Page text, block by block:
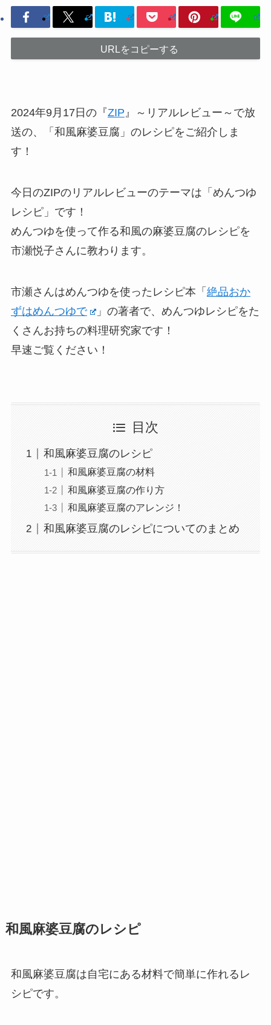
URLをコピーする
2024年9月17日の『ZIP』～リアルレビュー～で放
送の、「和風麻婆豆腐」のレシピをご紹介しま
す！
今日のZIPのリアルレビューのテーマは「めんつゆ
レシピ」です！
めんつゆを使って作る和風の麻婆豆腐のレシピを
市瀬悦子さんに教わります。
市瀬さんはめんつゆを使ったレシピ本「 絶品おか
ずはめんつゆで
」の著者で、めんつゆレシピをた
くさんお持ちの料理研究家です！
早速ご覧ください！
目次
和風麻婆豆腐のレシピ
和風麻婆豆腐の材料
和風麻婆豆腐の作り方
和風麻婆豆腐のアレンジ！
和風麻婆豆腐のレシピについてのまとめ
和風麻婆豆腐のレシピ
和風麻婆豆腐は自宅にある材料で簡単に作れるレ
シピです。